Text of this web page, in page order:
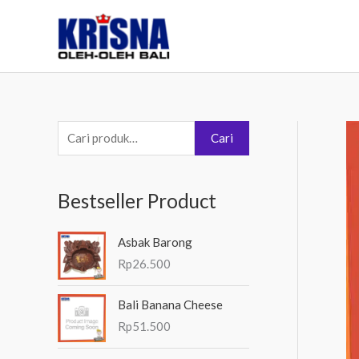
e
c
a
i
a
u
Cari
Bestseller Product
Asbak Barong
Rp26.500
Bali Banana Cheese
Rp51.500